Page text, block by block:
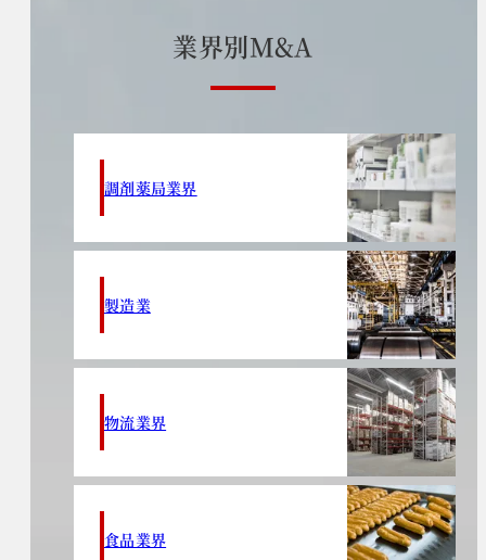
業界別M&A
調剤薬局業界
製造業
物流業界
食品業界